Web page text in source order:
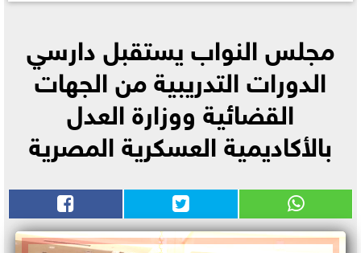
مجلس النواب يستقبل دارسي
الدورات التدريبية من الجهات
القضائية ووزارة العدل
بالأكاديمية العسكرية المصرية